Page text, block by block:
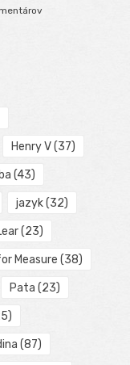
Henry V(37)
(43)
jazyk(32)
(23)
Measure (38)
Pata (23)
(87)